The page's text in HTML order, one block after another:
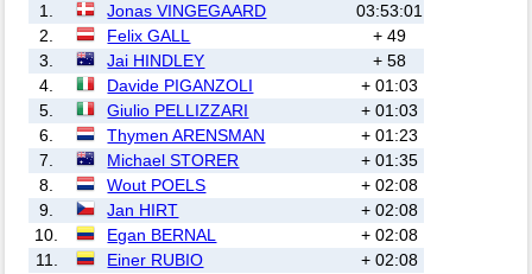
1. Jonas VINGEGAARD
03:53:01
2.
Felix GALL
+ 49
3.
Jai HINDLEY
+ 58
4.
Davide PIGANZOLI
+ 01:03
5.
Giulio PELLIZZARI
+ 01:03
6.
Thymen ARENSMAN
+ 01:23
7.
Michael STORER
+ 01:35
8.
Wout POELS
+ 02:08
9.
Jan HIRT
+ 02:08
10.
Egan BERNAL
+ 02:08
11.
Einer RUBIO
+ 02:08